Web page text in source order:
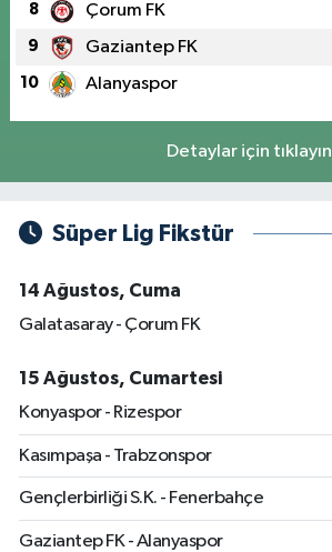
8 Çorum FK
9 Gaziantep FK
10 Alanyaspor
Detaylar için tıklayın
Süper Lig Fikstür
14 Ağustos, Cuma
Galatasaray - Çorum FK
15 Ağustos, Cumartesi
Konyaspor - Rizespor
Kasımpaşa - Trabzonspor
Gençlerbirliği S.K. - Fenerbahçe
Gaziantep FK - Alanyaspor